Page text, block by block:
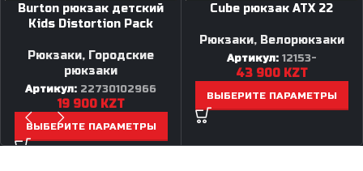
Burton рюкзак детский
Kids Distortion Pack
Рюкзаки, Городские
рюкзаки
Артикул: 22730102966
19 900 KZT
ВЫБЕРИТЕ ПАРАМЕТРЫ
Cube рюкзак ATX 22
Рюкзаки, Велорюкзаки
Артикул: 12153-
43 900 KZT
ВЫБЕРИТЕ ПАРАМЕТРЫ